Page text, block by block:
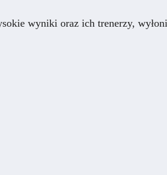
wyniki oraz ich trenerzy,